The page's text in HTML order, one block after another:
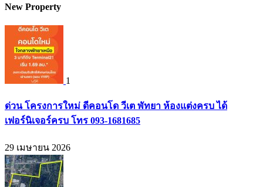
New Property
1
ด่วน โครงการใหม่ ดีคอนโด วีเต พัทยา ห้องแต่งครบ ได้
เฟอร์นิเจอร์ครบ โทร 093-1681685
29 เมษายน 2026